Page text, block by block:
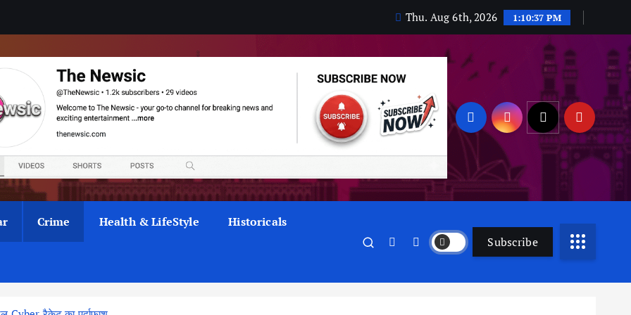
Thu. Aug 6th, 2026 1:10:38 PM
Crime Health & LifeStyle Historicals
Subscribe